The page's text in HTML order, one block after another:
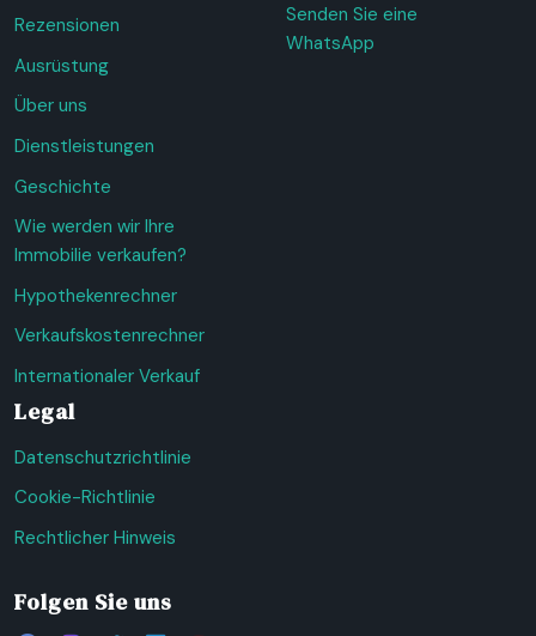
Rezensionen
Ausrüstung
Über uns
Dienstleistungen
Geschichte
Wie werden wir Ihre
Immobilie verkaufen?
Hypothekenrechner
Verkaufskostenrechner
Internationaler Verkauf
Senden Sie eine
WhatsApp
Legal
Datenschutzrichtlinie
Cookie-Richtlinie
Rechtlicher Hinweis
Folgen Sie uns